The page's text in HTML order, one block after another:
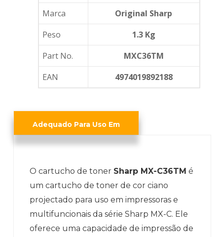
Marca
Original Sharp
Peso
1.3 Kg
Part No.
MXC36TM
EAN
4974019892188
Adequado Para Uso Em
O cartucho de toner Sharp MX-C36TM é
um cartucho de toner de cor ciano
projectado para uso em impressoras e
multifuncionais da série Sharp MX-C. Ele
oferece uma capacidade de impressão de